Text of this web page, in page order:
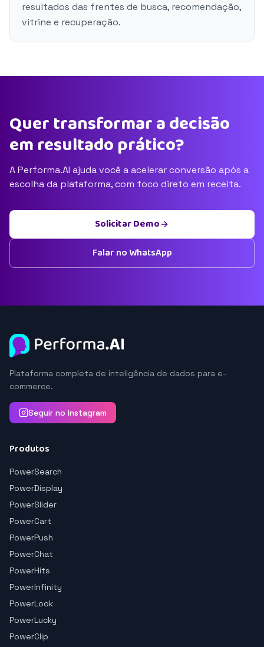
resultados das frentes de busca, recomendação,
vitrine e recuperação.
Quer transformar a decisão
em resultado prático?
A Performa.AI ajuda você a acelerar conversão após a
escolha da plataforma, com foco direto em receita.
Solicitar Demo
Falar no WhatsApp
Plataforma completa de inteligência de dados para e-
commerce.
Seguir no Instagram
Produtos
PowerSearch
PowerDisplay
PowerSlider
PowerCart
PowerPush
PowerChat
PowerHits
PowerInfinity
PowerLook
PowerLucky
PowerClip